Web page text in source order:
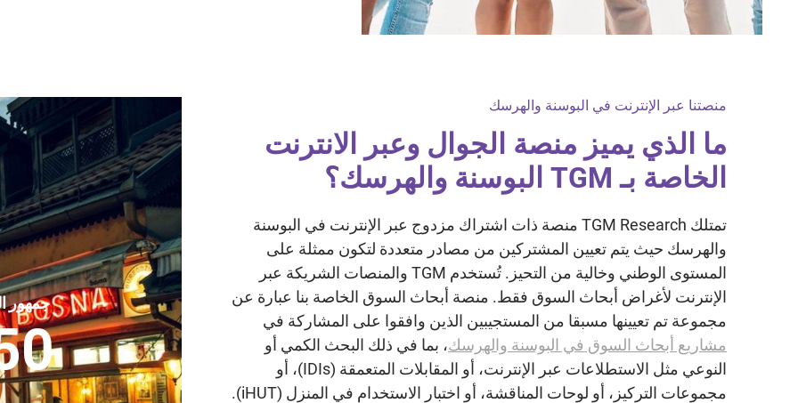
منصتنا عبر الإنترنت في البوسنة والهرسك
ما الذي يميز منصة الجوال وعبر الانترنت
الخاصة بـ TGM البوسنة والهرسك؟
تمتلك TGM Research منصة ذات اشتراك مزدوج عبر الإنترنت في البوسنة
والهرسك حيث يتم تعيين المشتركين من مصادر متعددة لتكون ممثلة على
المستوى الوطني وخالية من التحيز. تُستخدم TGM والمنصات الشريكة عبر
الإنترنت لأغراض أبحاث السوق فقط. منصة أبحاث السوق الخاصة بنا عبارة عن
مجموعة تم تعيينها مسبقا من المستجيبين الذين وافقوا على المشاركة في
مشاريع أبحاث السوق في البوسنة والهرسك، بما في ذلك البحث الكمي أو
النوعي مثل الاستطلاعات عبر الإنترنت، أو المقابلات المتعمقة (IDIs)، أو
مجموعات التركيز، أو لوحات المناقشة، أو اختبار الاستخدام في المنزل (iHUT).
جمهور